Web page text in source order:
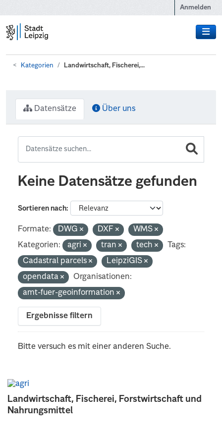
Anmelden
Kategorien Landwirtschaft, Fischerei,...
Landwirtschaft, Fischerei, Forstwirtschaft und
Nahrungsmittel
Datensätze Über uns
Keine Datensätze gefunden
Sortieren nach
Formate: DWG DXF
WMS
Kategorien:
agri tran tech
Tags:
Cadastral parcels
LeipziGIS
opendata
Organisationen:
amt-fuer-geoinformation
Ergebnisse filtern
Bitte versuch es mit einer anderen Suche.